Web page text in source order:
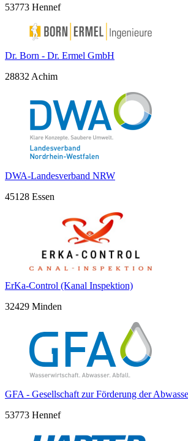
53773 Hennef
Dr. Born - Dr. Ermel GmbH
28832 Achim
DWA-Landesverband NRW
45128 Essen
ErKa-Control (Kanal Inspektion)
32429 Minden
GFA - Gesellschaft zur Förderung der
53773 Hennef